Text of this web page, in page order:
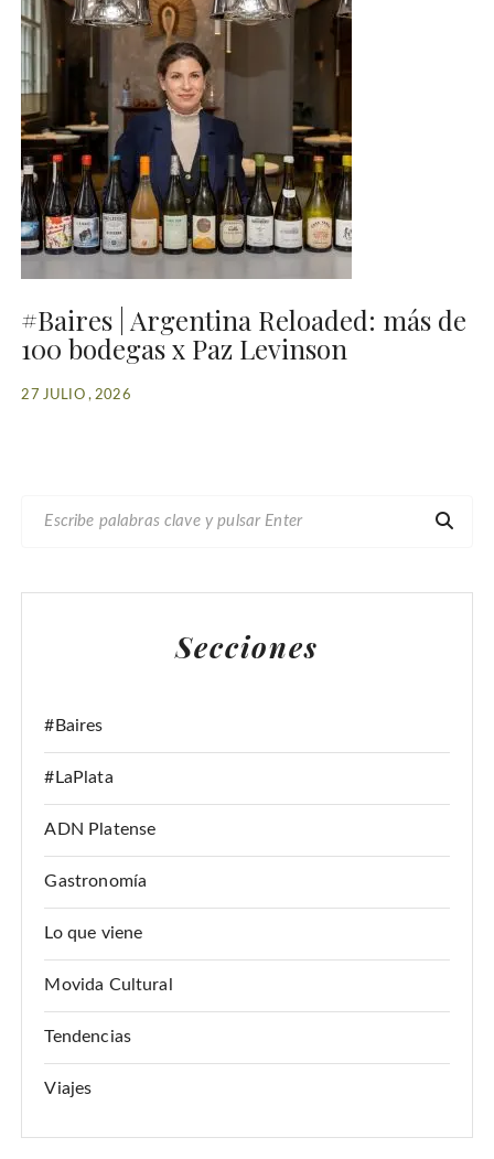
#Baires | Argentina Reloaded: más de
100 bodegas x Paz Levinson
27 JULIO , 2026
C
Secciones
#Baires
#LaPlata
ADN Platense
Gastronomía
Lo que viene
Movida Cultural
Tendencias
Viajes